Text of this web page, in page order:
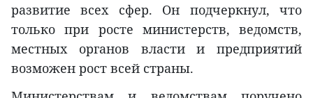
развитие всех сфер. Он подчеркнул, что
только при росте министерств, ведомств,
местных органов власти и предприятий
возможен рост всей страны.